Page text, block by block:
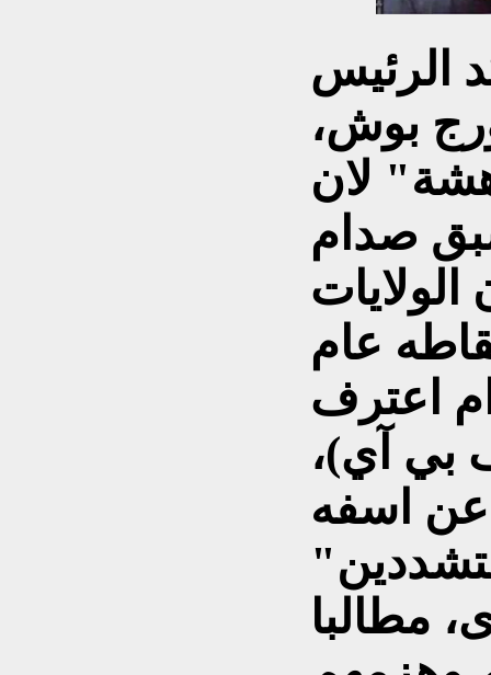
الرئيس
بوش،
لان
صدام
عام
اعترف
بي آي)،
عن اسفه
مطالبا